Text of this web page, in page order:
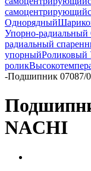
Однорядный
Упорно-
радиальный
упорныйРоликовый
ролик
-Подшипник 07087/
NACHI